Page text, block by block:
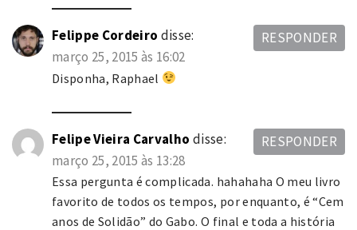
Felippe Cordeiro disse:
março 25, 2015 às 16:02
Disponha, Raphael
RESPONDER
Felipe Vieira Carvalho disse:
março 25, 2015 às 13:28
Essa pergunta é complicada. hahahaha O meu livro
favorito de todos os tempos, por enquanto, é “Cem
anos de Solidão” do Gabo. O final e toda a história
RESPONDER